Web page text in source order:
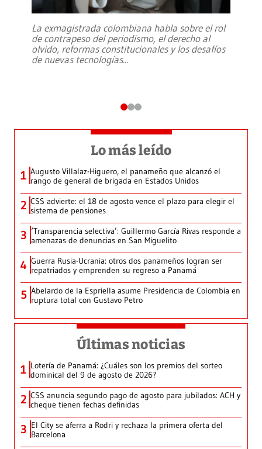
La exmagistrada colombiana habla sobre el rol
de contrapeso del periodismo, el derecho al
olvido, reformas constitucionales y los desafíos
de nuevas tecnologías...
Lo más leído
1 Augusto Villalaz-Higuero, el panameño que alcanzó el
rango de general de brigada en Estados Unidos
2 CSS advierte: el 18 de agosto vence el plazo para elegir el
sistema de pensiones
3 ‘Transparencia selectiva’: Guillermo García Rivas responde a
amenazas de denuncias en San Miguelito
4 Guerra Rusia-Ucrania: otros dos panameños logran ser
repatriados y emprenden su regreso a Panamá
5 Abelardo de la Espriella asume Presidencia de Colombia en
ruptura total con Gustavo Petro
Últimas noticias
1 Lotería de Panamá: ¿Cuáles son los premios del sorteo
dominical del 9 de agosto de 2026?
2 CSS anuncia segundo pago de agosto para jubilados: ACH y
cheque tienen fechas definidas
3 El City se aferra a Rodri y rechaza la primera oferta del
Barcelona